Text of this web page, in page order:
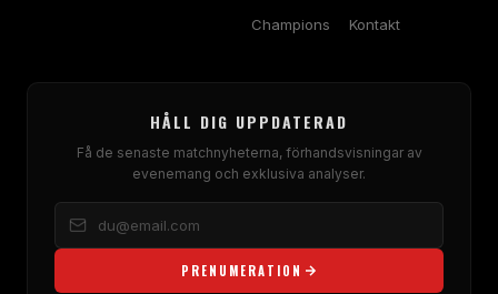
Champions
Kontakt
HÅLL DIG UPPDATERAD
Få de senaste matchnyheterna, förhandsvisningar av
evenemang och exklusiva analyser.
PRENUMERATION